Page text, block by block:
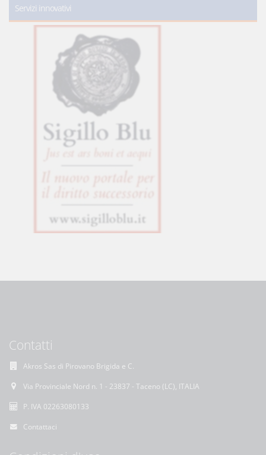
Servizi innovativi
Contatti
Akros Sas di Pirovano Brigida e C.
Via Provinciale Nord n. 1 - 23837 - Taceno (LC), ITALIA
P. IVA 02263080133
Contattaci